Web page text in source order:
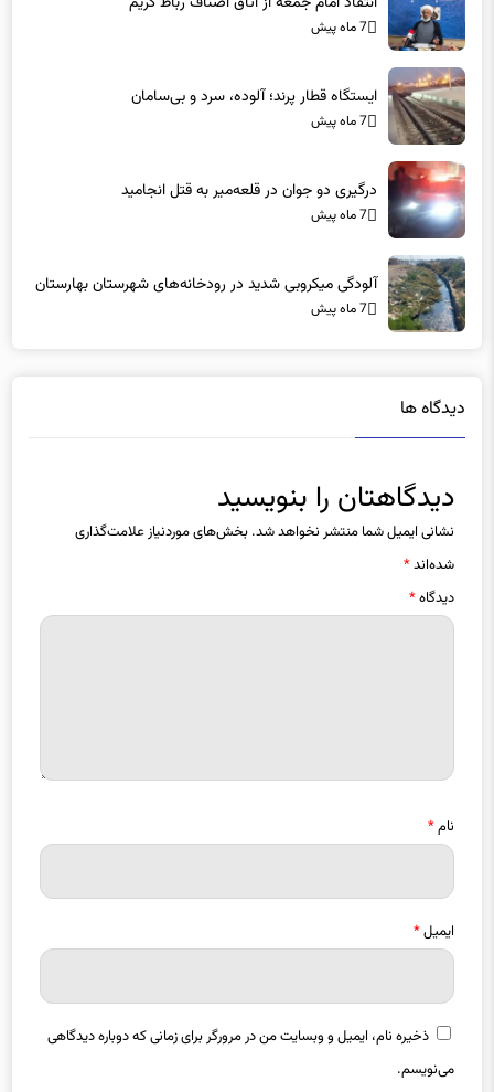
7 ماه پیش
نشانی ایمیل شما منتشر نخواهد شد.بخش‌های موردنیاز علامت‌گذاری
شده‌اند*
دیدگاه*
ایمیل*
ذخیره نام، ایمیل و وبسایت من در مرورگر برای زمانی که دوباره دیدگاهی
می‌نویسم.